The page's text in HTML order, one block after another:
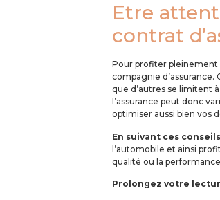
Etre
contrat
Pour profiter pleinement
compagnie d’assurance.
que d’autres se limitent
l’assurance peut donc
optimiser aussi bien vos
En suivant ces
l’automobile et ainsi
qualité ou la
Prolongez votre